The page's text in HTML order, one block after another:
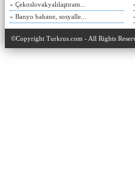
» Çekoslovakyalılaştıram...
» Banyo bahane, sosyalle...
©Copyright Turkrus.com - All Rights